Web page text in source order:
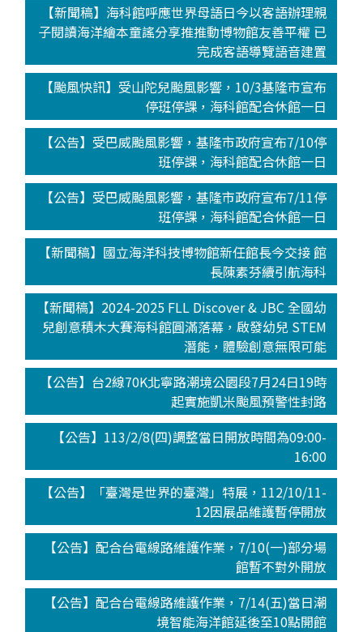
【新聞稿】海科館呼應世界母語日今以客語辦理親
子閱讀海洋繪本童謠分享推推動博物館友善平權 已
完成客語導覽語音建置
【颱風快訊】受山陀兒颱風影響，10/3基隆市宣布
停班停課，海科館配合休館一日
【公告】受巴威颱風影響，基隆市政府宣布7/10停
班停課，海科館配合休館一日
【公告】受巴威颱風影響，基隆市政府宣布7/11停
班停課，海科館配合休館一日
【新聞稿】國立海洋科技博物館新任館長今交接 館
長陳素芬續引航海科
【新聞稿】2024-2025 FLL Discover & JBC 全國幼
兒創意積木大賽海科館圓滿落幕，啟發幼兒 STEM
潛能，體驗創意無限可能
【公告】台2線70K北寧路潮境公園段7月24日19時
起實施凱米颱風預警性封路
【公告】113/2/8(四)調整當日開放時間為09:00-
16:00
【公告】「臺灣是世界的臺灣」特展，112/10/11-
12因展品維護暫停開放
【公告】配合台電線路維護作業，7/10(一)部分場
館暫不對外開放
【公告】配合台電線路維護作業，7/14(五)當日潮
境智能海洋館延後至10點開館